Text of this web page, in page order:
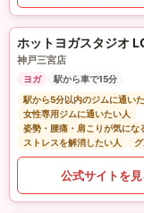
ホットヨガスタジオ
神戸三宮店
ヨガ
駅から車で15分
駅から5分以内のジムに通い
女性専用ジムに通いたい人
姿勢・腰痛・肩こりが気にな
ストレスを解消したい人
公式サイトを見